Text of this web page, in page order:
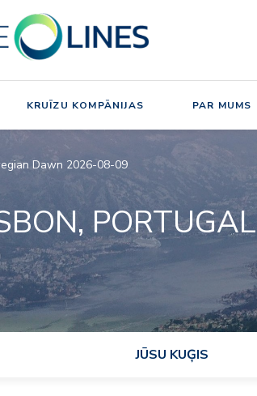
KRUĪZU KOMPĀNIJAS PAR MUMS
Dawn 2026-08-09
PORTUGAL
JŪSU KUĢIS